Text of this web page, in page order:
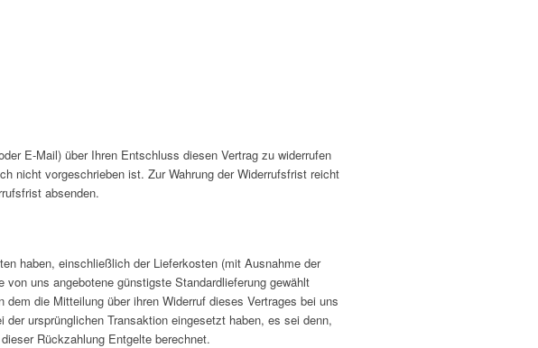
E-Mail) über Ihren Entschluss diesen Vertrag zu widerrufen
nicht vorgeschrieben ist. Zur Wahrung der Widerrufsfrist reicht
absenden.
haben, einschließlich der Lieferkosten (mit Ausnahme der
uns angebotene günstigste Standardlieferung gewählt
die Mitteilung über ihren Widerruf dieses Vertrages bei uns
ursprünglichen Transaktion eingesetzt haben, es sei denn,
Rückzahlung Entgelte berechnet.